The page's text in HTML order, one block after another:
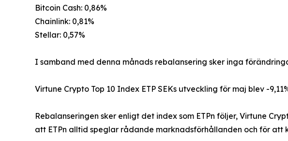
Bitcoin Cash: 0,86%
Chainlink: 0,81%
Stellar: 0,57%
I samband med denna månads rebalansering sker inga
Virtune Crypto Top 10 Index ETP SEKs utveckling för maj blev -
Rebalanseringen sker enligt det index som ETPn följer, Virtune
att ETPn alltid speglar rådande marknadsförhållanden och för